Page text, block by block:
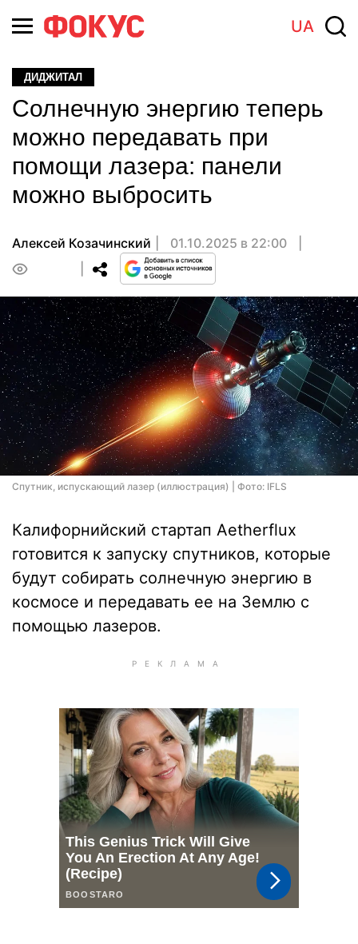
UA
ДИДЖИТАЛ
Солнечную энергию теперь
можно передавать при
помощи лазера: панели
можно выбросить
Алексей Козачинский
01.10.2025 в 22:00
Спутник, испускающий лазер (иллюстрация) | Фото: IFLS
Калифорнийский стартап Aetherflux
готовится к запуску спутников, которые
будут собирать солнечную энергию в
космосе и передавать ее на Землю с
помощью лазеров.